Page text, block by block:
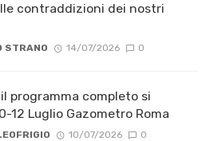
contraddizioni dei nostri
STRANO 14/07/2026 0
programma completo si
12 Luglio Gazometro Roma
10/07/2026 0